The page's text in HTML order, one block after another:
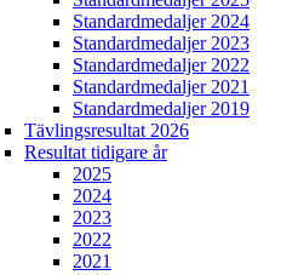
Standardmedaljer 2024
Standardmedaljer 2023
Standardmedaljer 2022
Standardmedaljer 2021
Standardmedaljer 2019
Tävlingsresultat 2026
Resultat tidigare år
2025
2024
2023
2022
2021